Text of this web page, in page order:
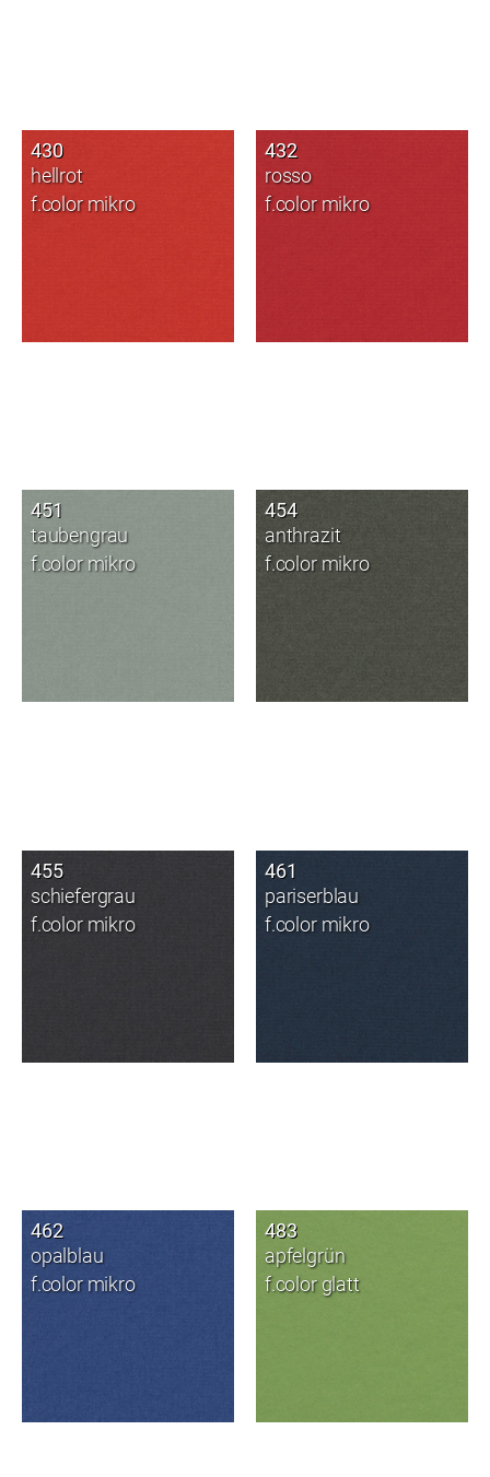
430
hellrot
f.color mikro
432
rosso
f.color mikro
451
taubengrau
f.color mikro
454
anthrazit
f.color mikro
455
schiefergrau
f.color mikro
461
pariserblau
f.color mikro
462
opalblau
f.color mikro
483
apfelgrün
f.color glatt